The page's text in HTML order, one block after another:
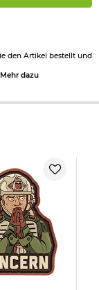
den Artikel bestellt und
dazu